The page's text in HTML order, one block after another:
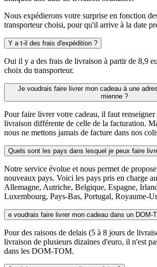
Nous expédierons votre surprise en fonction
transporteur choisi, pour qu'il arrive à la date
Y a t-il des frais d'expédition ?
Oui il y a des frais de livraison à partir de 8,9
choix du transporteur.
Je voudrais faire livrer mon cadeau à une
mienne ?
Pour faire livrer votre cadeau, il faut renseigner
livraison différente de celle de la facturation.
nous ne mettons jamais de facture dans nos
Quels sont les pays dans lesquel je peux faire
Notre service évolue et nous permet de
nouveaux pays. Voici les pays pris en charge
Allemagne, Autriche, Belgique, Espagne,
Luxembourg, Pays-Bas, Portugal, Royaume-
e voudrais faire livrer mon cadeau dans un DOM-
Pour des raisons de delais (5 à 8 jours de
livraison de plusieurs dizaines d'euro, il n'est
dans les DOM-TOM.